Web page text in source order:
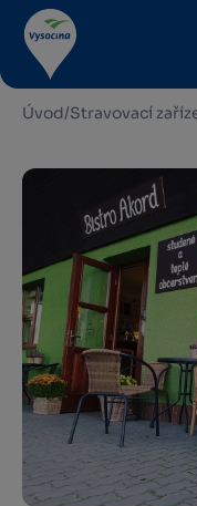
Úvod/Stravovací